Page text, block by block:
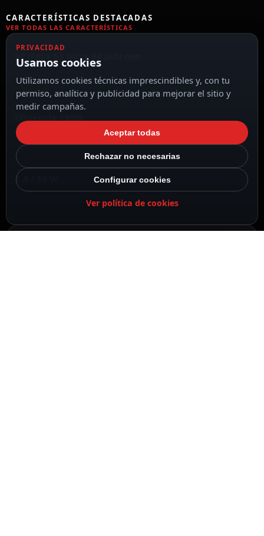
CARACTERÍSTICAS DESTACADAS
VER TODAS LAS CARACTERÍSTICAS
97 (Fo) x 55 (Al) x 88 (An) mm
3 A / 36 W
PRIVACIDAD
Usamos cookies
Utilizamos cookies técnicas imprescindibles y, con tu
permiso, analítica y publicidad para mejorar el sitio y
medir campañas.
Aceptar todas
Rechazar no necesarias
Configurar cookies
Ver política de cookies